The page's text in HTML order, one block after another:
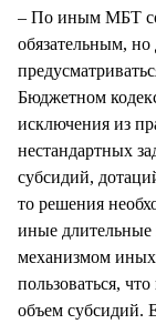
– По иным МБТ
обязательным, но
Бюджетном
исключения из
нестандартных
субсидий,
то решения
иные
механизмом
пользоваться,
объем субсидий.